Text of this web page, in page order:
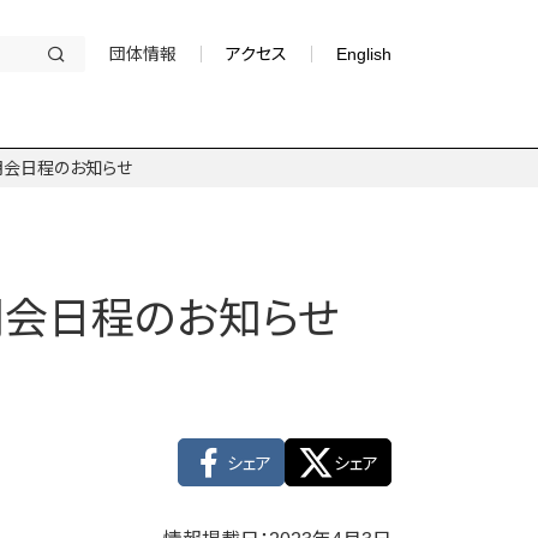
団体情報 アクセス English
日程のお知らせ
日程のお知らせ
シェア シェア